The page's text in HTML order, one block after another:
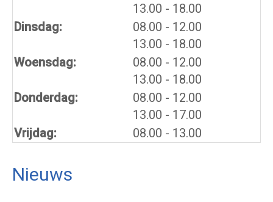
13.00 tot
- 18.00
Dinsdag:
08.00 tot
- 12.00
13.00 tot
- 18.00
Woensdag:
08.00 tot
- 12.00
13.00 tot
- 18.00
Donderdag:
08.00 tot
- 12.00
13.00 tot
- 17.00
Vrijdag:
08.00 - 13.00
Nieuws